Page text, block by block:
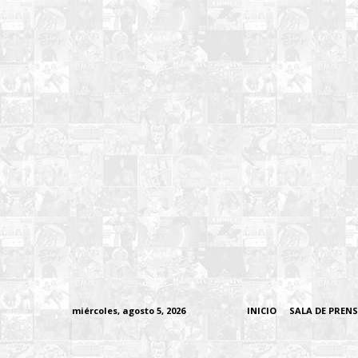
miércoles, agosto 5, 2026 INICIO SALA DE